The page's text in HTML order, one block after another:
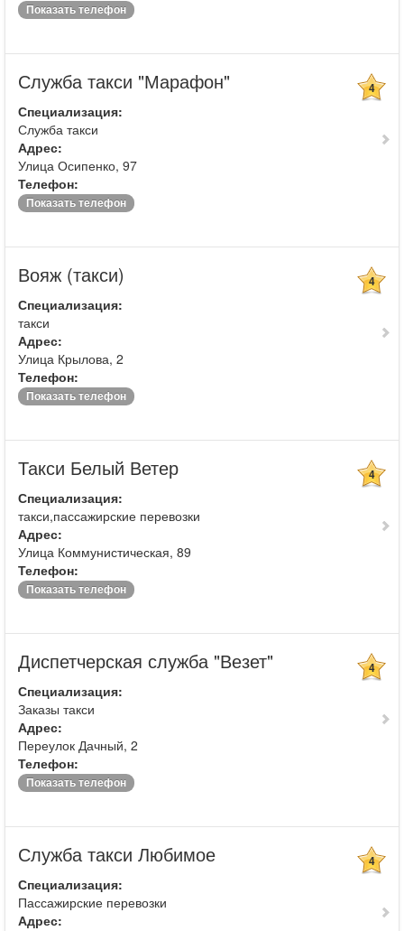
Показать телефон
Служба такси "Марафон" 4
Специализация:
Служба такси
Адрес:
Улица Осипенко, 97
Телефон:
Показать телефон
Вояж (такси) 4
Специализация:
такси
Адрес:
Улица Крылова, 2
Телефон:
Показать телефон
Такси Белый Ветер 4
Специализация:
такси,пассажирские перевозки
Адрес:
Улица Коммунистическая, 89
Телефон:
Показать телефон
Диспетчерская служба "Везет" 4
Специализация:
Заказы такси
Адрес:
Переулок Дачный, 2
Телефон:
Показать телефон
Служба такси Любимое 4
Специализация:
Пассажирские перевозки
Адрес: